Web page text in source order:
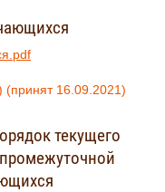
(принят 16.09.2021)
текущего